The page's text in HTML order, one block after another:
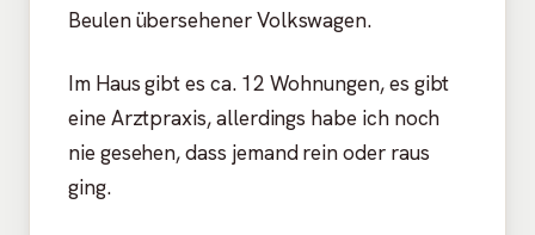
Beulen übersehener Volkswagen.
Im Haus gibt es ca. 12 Wohnungen, es gibt
eine Arztpraxis, allerdings habe ich noch
nie gesehen, dass jemand rein oder raus
ging.